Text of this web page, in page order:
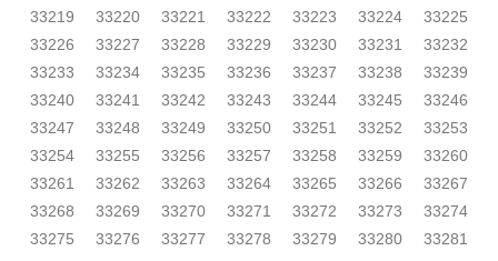
33219
33220 33221 33222 33223 33224
33225
33226
33227 33228 33229 33230 33231
33232
33233
33234 33235 33236 33237 33238
33239
33240
33241 33242 33243 33244 33245
33246
33247
33248 33249 33250 33251 33252
33253
33254
33255 33256 33257 33258 33259
33260
33261
33262 33263 33264 33265 33266
33267
33268
33269 33270 33271 33272 33273
33274
33275
33276 33277 33278 33279 33280
33281